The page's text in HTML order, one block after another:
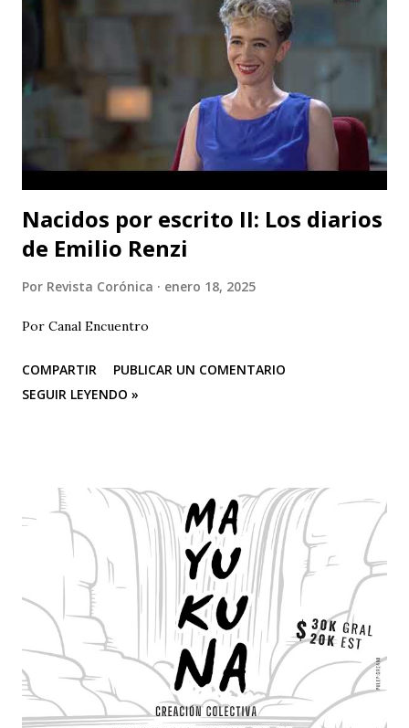
organizador del festival. Teatro Estudio Alcaraván, las
salas del corredor cultural, los grupos y artistas
participantes les hacen una cordial invitación al público
capitalino y a los espectadores del arte y la cultura en la
ciudad (y fuera de ella) para que asistan a la tercera versión
de este festival internacional de teatro que este año les ...
Nacidos por escrito II: Los diarios
de Emilio Renzi
Por Revista Corónica enero 18, 2025
Por Canal Encuentro
COMPARTIR
PUBLICAR UN COMENTARIO
SEGUIR LEYENDO »